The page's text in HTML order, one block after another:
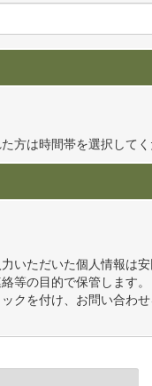
方は時間帯を選択して
いただいた個人情報は
等の目的で保管します
クを付け、お問い合わ